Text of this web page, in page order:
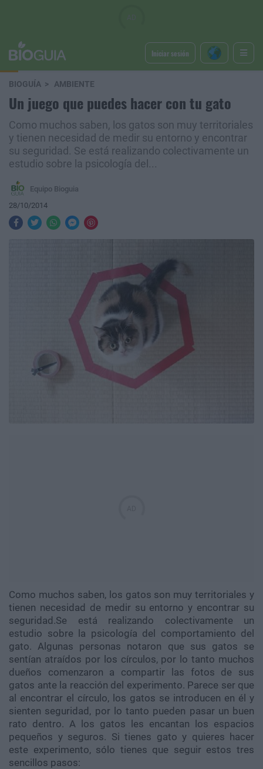
Iniciar sesión
BIOGUÍA AMBIENTE
Un juego que puedes hacer con tu gato
Como muchos saben, los gatos son muy territoriales
y tienen necesidad de medir su entorno y encontrar
su seguridad. Se está realizando colectivamente un
estudio sobre la psicología del...
Equipo Bioguia
28/10/2014
Como muchos saben, los gatos son muy territoriales y
tienen necesidad de medir su entorno y encontrar su
seguridad.Se está realizando colectivamente un
estudio sobre la psicología del comportamiento del
gato. Algunas personas notaron que sus gatos se
sentían atraídos por los círculos, por lo tanto muchos
dueños comenzaron a compartir las fotos de sus
gatos ante la reacción del experimento. Parece ser que
al encontrar el círculo, los gatos se introducen en él y
sienten seguridad, por lo tanto pueden pasar un buen
rato dentro. A los gatos les encantan los espacios
pequeños y seguros. Si tienes gato y quieres hacer
este experimento, sólo tienes que seguir estos tres
sencillos pasos: